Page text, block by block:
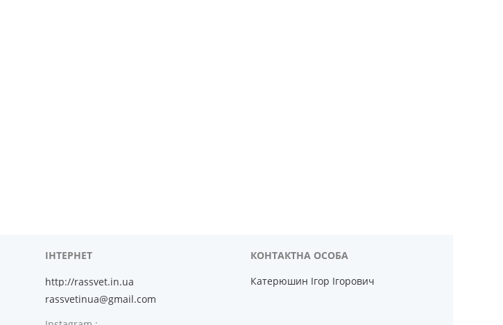
http://rassvet.in.ua
rassvetinua@gmail.com
Катерюшин Ігор Ігорович